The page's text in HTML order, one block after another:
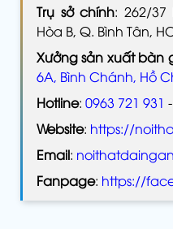
Trụ sở chính: 262/37
Hòa B, Q. Bình Tân,
Xưởng sản xuất bàn
6A, Bình Chánh, Hồ
Hotline: 0963 721 931 -
Website: https://
Email:
Fanpage: https://